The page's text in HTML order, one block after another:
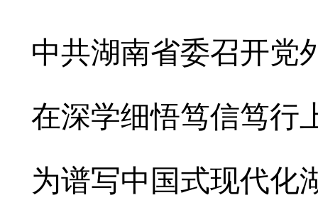
中共湖南省委召开党
在深学细悟笃信笃行
为谱写中国式现代化